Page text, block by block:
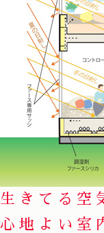
生きてる空
心地よい室